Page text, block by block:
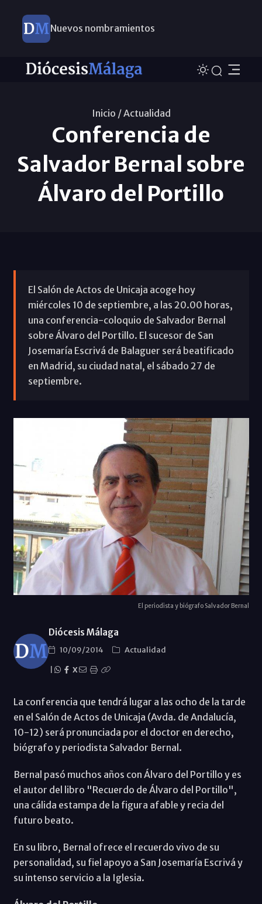
Nuevos nombramientos
Inicio /Actualidad
Conferencia de
Salvador Bernal sobre
Álvaro del Portillo
El Salón de Actos de Unicaja acoge hoy
miércoles 10 de septiembre, a las 20.00 horas,
una conferencia-coloquio de Salvador Bernal
sobre Álvaro del Portillo. El sucesor de San
Josemaría Escrivá de Balaguer será beatificado
en Madrid, su ciudad natal, el sábado 27 de
septiembre.
El periodista y biógrafo Salvador Bernal
Diócesis Málaga
10/09/2014
Actualidad
X
La conferencia que tendrá lugar a las ocho de la tarde
en el Salón de Actos de Unicaja (Avda. de Andalucía,
10-12) será pronunciada por el doctor en derecho,
biógrafo y periodista Salvador Bernal.
Bernal pasó muchos años con Álvaro del Portillo y es
el autor del libro "Recuerdo de Álvaro del Portillo",
una cálida estampa de la figura afable y recia del
futuro beato.
En su libro, Bernal ofrece el recuerdo vivo de su
personalidad, su fiel apoyo a San Josemaría Escrivá y
su intenso servicio a la Iglesia.